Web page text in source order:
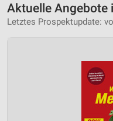
Aktuelle Angebote
Letztes Prospektupdate: